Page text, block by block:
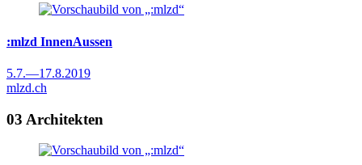
:mlzd InnenAussen
5.7.—17.8.2019
mlzd.ch
03 Architekten